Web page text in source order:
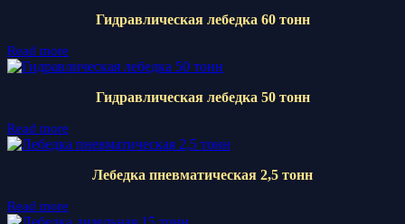
Гидравлическая лебедка 60 тонн
Read more
Гидравлическая лебедка 50 тонн
Read more
Лебедка пневматическая 2,5 тонн
Read more